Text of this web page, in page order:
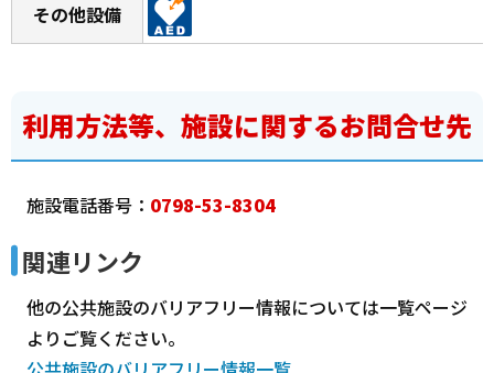
その他設備
利用方法等、施設に関するお問合せ先
施設電話番号： 0798-53-8304
関連リンク
他の公共施設のバリアフリー情報については一覧ページ
よりご覧ください。